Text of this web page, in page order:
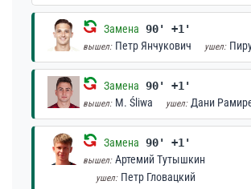
Замена 90' +1'
вышел: Петр Янчукович ушел:
Замена 90' +1'
вышел: M. Śliwa ушел: Дани
Замена 90' +1'
вышел: Артемий Тутышкин
ушел: Петр Гловацкий